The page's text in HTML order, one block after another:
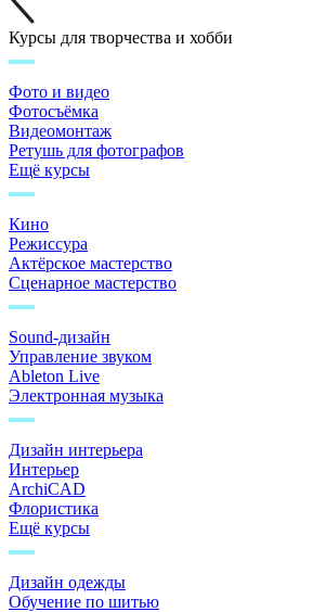
Курсы для творчества и хобби
Фото и видео
Фотосъёмка
Видеомонтаж
Ретушь для фотографов
Ещё курсы
Кино
Режиссура
Актёрское мастерство
Сценарное мастерство
Sound-дизайн
Управление звуком
Ableton Live
Электронная музыка
Дизайн интерьера
Интерьер
ArchiCAD
Флористика
Ещё курсы
Дизайн одежды
Обучение по шитью